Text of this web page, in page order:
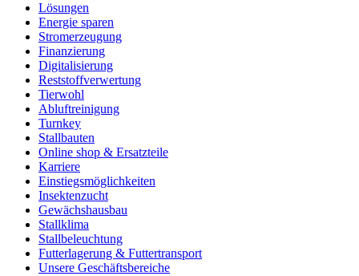
Lösungen
Energie sparen
Stromerzeugung
Finanzierung
Digitalisierung
Reststoffverwertung
Tierwohl
Abluftreinigung
Turnkey
Stallbauten
Online shop & Ersatzteile
Karriere
Einstiegsmöglichkeiten
Insektenzucht
Gewächshausbau
Stallklima
Stallbeleuchtung
Futterlagerung & Futtertransport
Unsere Geschäftsbereiche